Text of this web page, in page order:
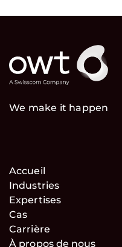
We make it happen
Accueil
Industries
Expertises
Cas
Carrière
À propos de nous